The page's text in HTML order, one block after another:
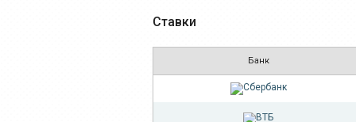
Ставки
Банк